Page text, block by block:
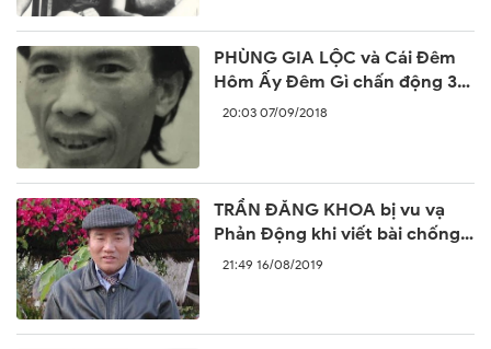
PHÙNG GIA LỘC và Cái Đêm
Hôm Ấy Đêm Gì chấn động 30
năm trước
20:03 07/09/2018
TRẦN ĐĂNG KHOA bị vu vạ
Phản Động khi viết bài chống
lại sự ngang ngược của Trung
21:49 16/08/2019